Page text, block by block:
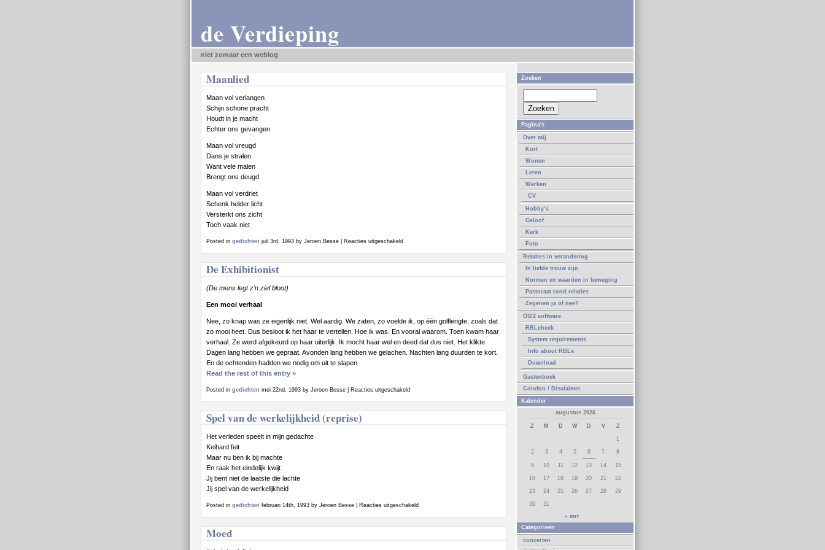
de Verdieping
niet zomaar een weblog
Zoeken
Pagina's
Over mij
Kort
Wonen
Leren
Werken
CV
Hobby’s
Geloof
Kerk
Foto
Relaties in verandering
In liefde trouw zijn
Normen en waarden in beweging
Pastoraat rond relaties
Zegenen ja of nee?
OS/2 software
RBLcheck
System requirements
Info about RBLs
Download
Gastenboek
Colofon / Disclaimer
Kalender
augustus 2026
Z M D W D V Z
1
2 3 4 5 6 7 8
9 10 11 12 13 14 15
16 17 18 19 20 21 22
23 24 25 26 27 28 29
30
31
« mrt
Categorieën
concerten
Maanlied
Maan vol verlangen
Schijn schone pracht
Houdt in je macht
Echter ons gevangen
Maan vol vreugd
Dans je stralen
Want vele malen
Brengt ons deugd
Maan vol verdriet
Schenk helder licht
Versterkt ons zicht
Toch vaak niet
Posted in gedichten juli 3rd, 1993 by Jeroen Besse | Reacties uitgeschakeldvoor
De Exhibitionist
(De mens legt z’n ziel bloot)
Een mooi verhaal
Nee, zo knap was ze eigenlijk niet. Wel aardig. We zaten, zo voelde ik, op één golflengte, zoals dat
zo mooi heet. Dus besloot ik het haar te vertellen. Hoe ik was. En vooral waarom. Toen kwam haar
verhaal. Ze werd afgekeurd op haar uiterlijk. Ik mocht haar wel en deed dat dus niet. Het klikte.
Dagen lang hebben we gepraat. Avonden lang hebben we gelachen. Nachten lang duurden te kort.
En de ochtenden hadden we nodig om uit te slapen.
Read the rest of this entry »
Posted in gedichten mei 22nd, 1993 by Jeroen Besse | Reacties uitgeschakeldvoor
Exhibitionist
Spel van de werkelijkheid (reprise)
Het verleden speelt in mijn gedachte
Keihard feit
Maar nu ben ik bij machte
En raak het eindelijk kwijt
Jij bent niet de laatste die lachte
Jij spel van de werkelijkheid
Posted in gedichten februari 14th, 1993 by Jeroen Besse | Reacties uitgeschakeldvoor
van
Moed